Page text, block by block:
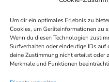
Um dir ein optimales Erlebnis zu
Cookies, um Geräteinformationen zu
Wenn du diesen Technologien
Surfverhalten oder eindeutige IDs auf
deine Zustimmung nicht erteilst oder
Merkmale und Funktionen
META
Anmelden
Eintrags-Feed